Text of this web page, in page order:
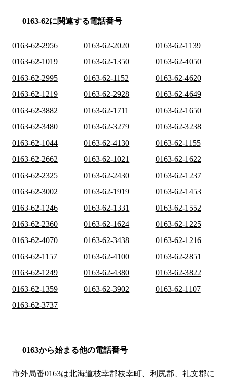
0163-62に関連する電話番号
0163-62-2956 0163-62-2020
0163-62-1139
0163-62-1019
0163-62-1350
0163-62-4050
0163-62-2995
0163-62-1152
0163-62-4620
0163-62-1219
0163-62-2928
0163-62-4649
0163-62-3882
0163-62-1711
0163-62-1650
0163-62-3480
0163-62-3279
0163-62-3238
0163-62-1044
0163-62-4130
0163-62-1155
0163-62-2662
0163-62-1021
0163-62-1622
0163-62-2325
0163-62-2430
0163-62-1237
0163-62-3002
0163-62-1919
0163-62-1453
0163-62-1246
0163-62-1331
0163-62-1552
0163-62-2360
0163-62-1624
0163-62-1225
0163-62-4070
0163-62-3438
0163-62-1216
0163-62-1157
0163-62-4100
0163-62-2851
0163-62-1249
0163-62-4380
0163-62-3822
0163-62-1359
0163-62-3902
0163-62-1107
0163-62-3737
0163から始まる他の電話番号
市外局番0163は北海道枝幸郡枝幸町、利尻郡、礼文郡に